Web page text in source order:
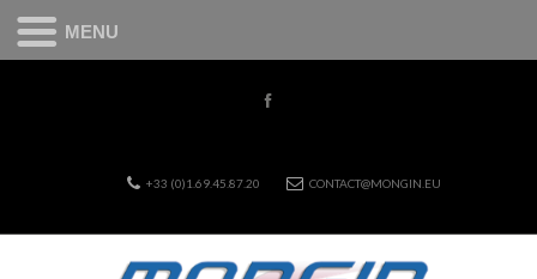
+33 (0)1.69.45.87.20 CONTACT@MONGIN.EU
MENU